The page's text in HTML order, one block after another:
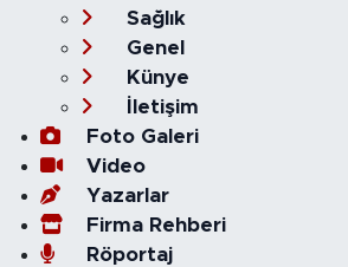
Sağlık
Genel
Künye
İletişim
Foto Galeri
Video
Yazarlar
Firma Rehberi
Röportaj